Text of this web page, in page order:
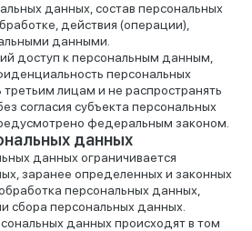
данных, состав персональных
действия (операции),
данными.
доступ к персональным данным,
персональных
лицам и не распространять
согласия субъекта персональных
федеральным законом.
данных
данных ограничивается
заранее определенных и законных
персональных данных,
сбора персональных данных.
данных происходят в том